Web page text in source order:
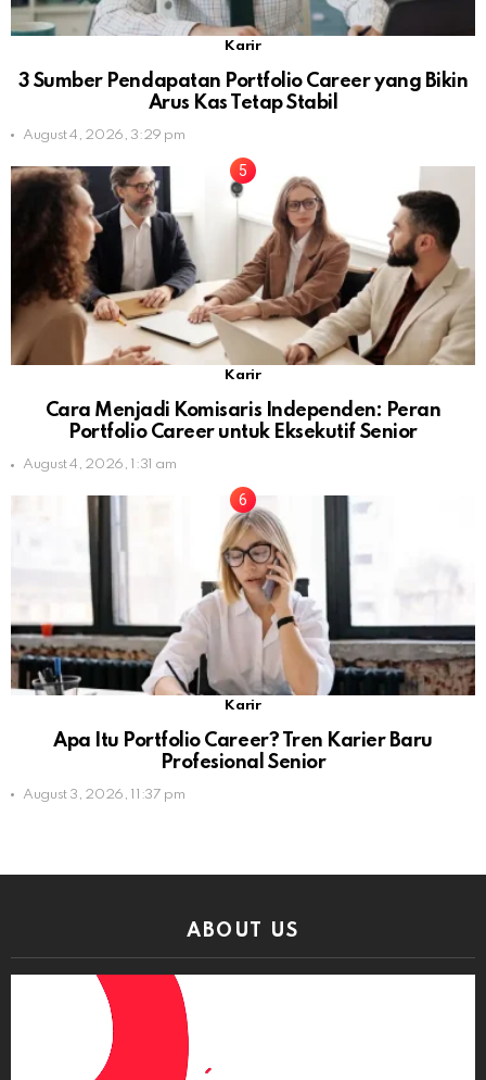
Karir
3 Sumber Pendapatan Portfolio Career yang Bikin
Arus Kas Tetap Stabil
August 4, 2026, 3:29 pm
Karir
Cara Menjadi Komisaris Independen: Peran
Portfolio Career untuk Eksekutif Senior
August 4, 2026, 1:31 am
Karir
Apa Itu Portfolio Career? Tren Karier Baru
Profesional Senior
August 3, 2026, 11:37 pm
ABOUT US